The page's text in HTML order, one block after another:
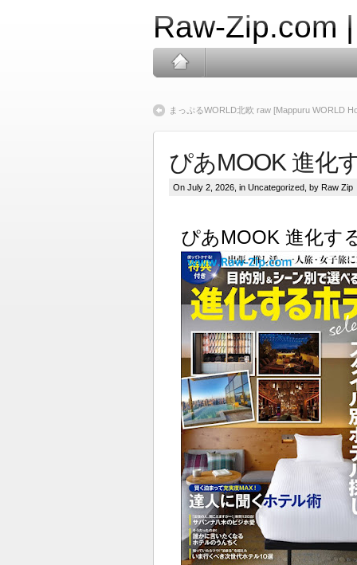
Raw-Zip.com
まっぷるWORLD北欧 raw [Mappuru WORLD
ぴあMOOK 進化
On July 2, 2026, in Uncategorized , by Raw Zip
ぴあMOOK 進化す